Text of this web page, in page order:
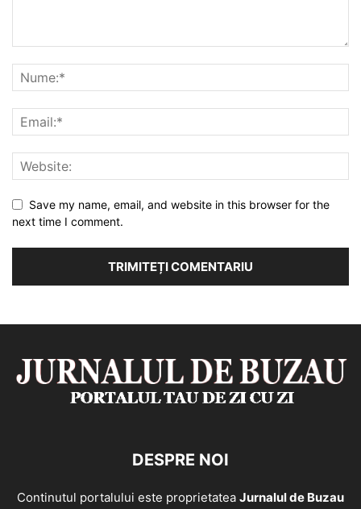
Save my name, email, and website in this browser for the
next time I comment.
DESPRE NOI
Continutul portalului este proprietatea Jurnalul de Buzau